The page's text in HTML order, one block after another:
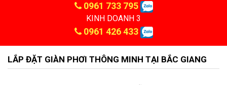
0961 733 795
KINH DOANH 3
0961 426 433
LẮP ĐẶT GIÀN PHƠI THÔNG MINH TẠI BẮC GIANG